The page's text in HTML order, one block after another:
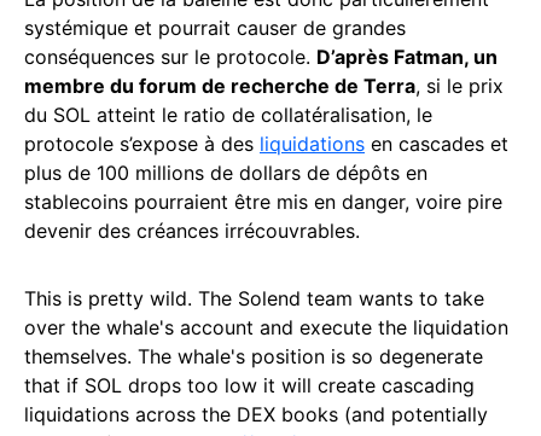
systémique et pourrait causer de grandes
conséquences sur le protocole. D’après Fatman, un
membre du forum de recherche de Terra, si le prix
du SOL atteint le ratio de collatéralisation, le
protocole s’expose à des liquidations en cascades et
plus de 100 millions de dollars de dépôts en
stablecoins pourraient être mis en danger, voire pire
devenir des créances irrécouvrables.
This is pretty wild. The Solend team wants to take
over the whale's account and execute the liquidation
themselves. The whale's position is so degenerate
that if SOL drops too low it will create cascading
liquidations across the DEX books (and potentially